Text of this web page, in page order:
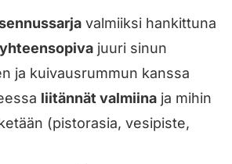
valmiiksi hankittuna
yhteensopivajuuri sinun
ja kuivausrummun kanssa
liitännät valmiinaja mihin
(pistorasia, vesipiste,